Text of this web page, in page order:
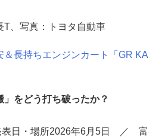
T、写真：トヨタ自動車
＆長持ちエンジンカート「GR KA
をどう打ち破ったか？
日・場所2026年6月5日 ／ 富